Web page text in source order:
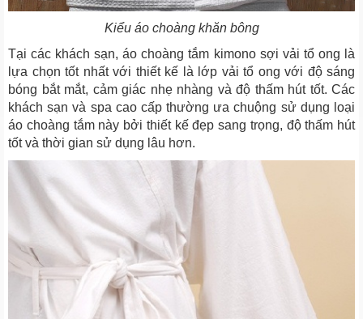
Kiểu áo choàng khăn bông
Tại các khách sạn, áo choàng tắm kimono sợi vải tổ ong là
lựa chọn tốt nhất với thiết kế là lớp vải tổ ong với độ sáng
bóng bắt mắt, cảm giác nhẹ nhàng và độ thấm hút tốt. Các
khách sạn và spa cao cấp thường ưa chuộng sử dụng loại
áo choàng tắm này bởi thiết kế đẹp sang trọng, độ thấm hút
tốt và thời gian sử dụng lâu hơn.